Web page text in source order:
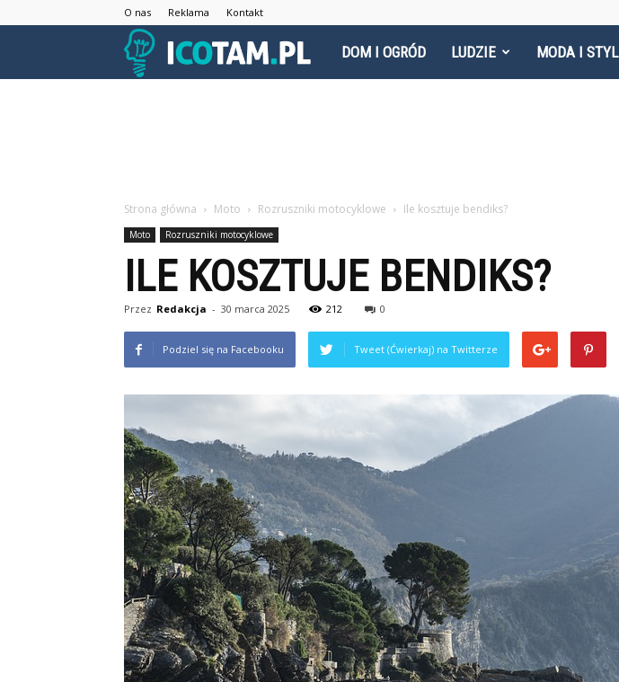
O nas Reklama Kontakt
icotam.pl
DOM I OGRÓD LUDZIE MODA I STYL
Strona główna Moto Rozruszniki motocyklowe Ile kosztuje bendiks?
Moto Rozruszniki motocyklowe
ILE KOSZTUJE BENDIKS?
Przez Redakcja - 30 marca 2025 212 0
Podziel się na Facebooku Tweet (Ćwierkaj) na Twitterze